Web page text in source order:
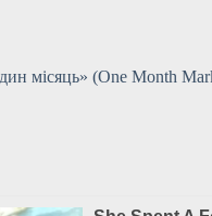
місяць» (One Month